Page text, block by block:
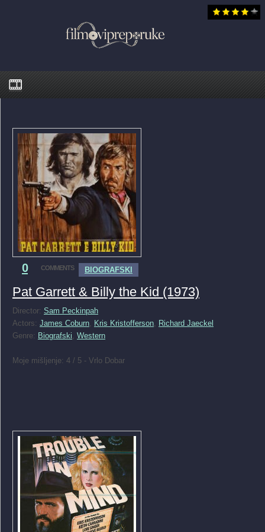
0 COMMENTS BIOGRAFSKI
Pat Garrett & Billy the Kid (1973)
Director: Sam Peckinpah
Actors: James Coburn Kris Kristofferson
Richard Jaeckel
Genre: Biografski Western
Moje mišljenje: 4 / 5 - Vrlo Dobar